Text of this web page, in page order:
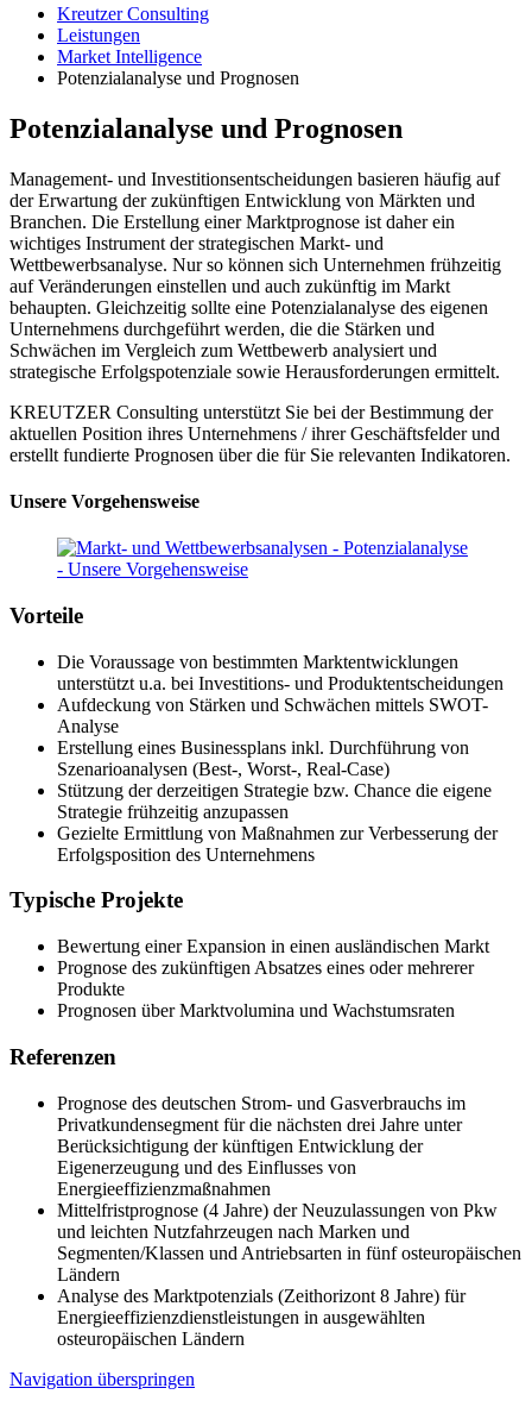
Kreutzer Consulting
Leistungen
Market Intelligence
Potenzialanalyse und Prognosen
Potenzialanalyse und Prognosen
Management- und Investitionsentscheidungen basieren häufig auf
der Erwartung der zukünftigen Entwicklung von Märkten und
Branchen. Die Erstellung einer Marktprognose ist daher ein
wichtiges Instrument der strategischen Markt- und
Wettbewerbsanalyse. Nur so können sich Unternehmen frühzeitig
auf Veränderungen einstellen und auch zukünftig im Markt
behaupten. Gleichzeitig sollte eine Potenzialanalyse des eigenen
Unternehmens durchgeführt werden, die die Stärken und
Schwächen im Vergleich zum Wettbewerb analysiert und
strategische Erfolgspotenziale sowie Herausforderungen ermittelt.
KREUTZER Consulting unterstützt Sie bei der Bestimmung der
aktuellen Position ihres Unternehmens / ihrer Geschäftsfelder und
erstellt fundierte Prognosen über die für Sie relevanten Indikatoren.
Unsere Vorgehensweise
Vorteile
Die Voraussage von bestimmten Marktentwicklungen
unterstützt u.a. bei Investitions- und Produktentscheidungen
Aufdeckung von Stärken und Schwächen mittels SWOT-
Analyse
Erstellung eines Businessplans inkl. Durchführung von
Szenarioanalysen (Best-, Worst-, Real-Case)
Stützung der derzeitigen Strategie bzw. Chance die eigene
Strategie frühzeitig anzupassen
Gezielte Ermittlung von Maßnahmen zur Verbesserung der
Erfolgsposition des Unternehmens
Typische Projekte
Bewertung einer Expansion in einen ausländischen Markt
Prognose des zukünftigen Absatzes eines oder mehrerer
Produkte
Prognosen über Marktvolumina und Wachstumsraten
Referenzen
Prognose des deutschen Strom- und Gasverbrauchs im
Privatkundensegment für die nächsten drei Jahre unter
Berücksichtigung der künftigen Entwicklung der
Eigenerzeugung und des Einflusses von
Energieeffizienzmaßnahmen
Mittelfristprognose (4 Jahre) der Neuzulassungen von Pkw
und leichten Nutzfahrzeugen nach Marken und
Segmenten/Klassen und Antriebsarten in fünf osteuropäischen
Ländern
Analyse des Marktpotenzials (Zeithorizont 8 Jahre) für
Energieeffizienzdienstleistungen in ausgewählten
osteuropäischen Ländern
Navigation überspringen